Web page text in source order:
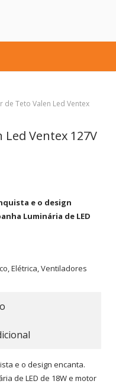
de Teto Valen Led Ventex
Ventex 127V
e o design
Luminária de LED
Elétrica Ventiladores
e o design encanta.
de LED de 18W e motor